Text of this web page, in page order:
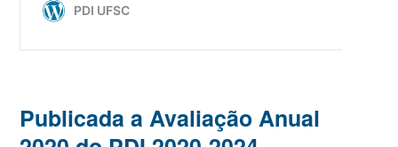
Publicada a Avaliação Anual